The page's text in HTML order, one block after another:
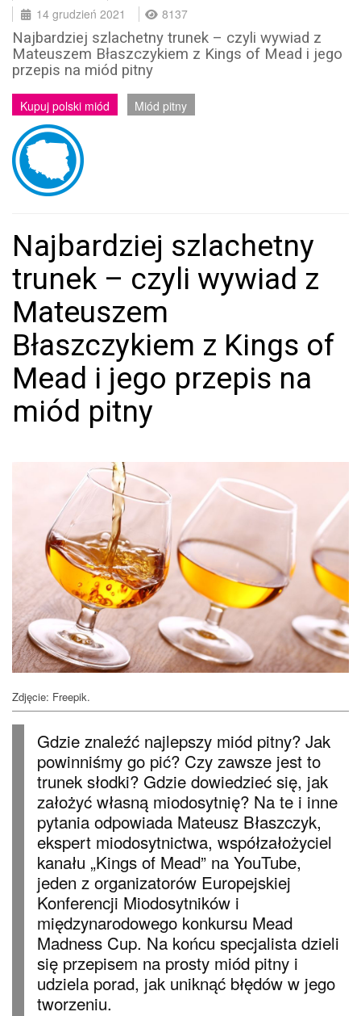
14 grudzień 2021
8137
Najbardziej szlachetny trunek – czyli wywiad z
Mateuszem Błaszczykiem z Kings of Mead i jego
przepis na miód pitny
Kupuj polski miód Miód pitny
Najbardziej szlachetny
trunek – czyli wywiad z
Mateuszem
Błaszczykiem z Kings of
Mead i jego przepis na
miód pitny
Zdjęcie: Freepik.
Gdzie znaleźć najlepszy miód pitny? Jak
powinniśmy go pić? Czy zawsze jest to
trunek słodki? Gdzie dowiedzieć się, jak
założyć własną miodosytnię? Na te i inne
pytania odpowiada Mateusz Błaszczyk,
ekspert miodosytnictwa, współzałożyciel
kanału „Kings of Mead” na YouTube,
jeden z organizatorów Europejskiej
Konferencji Miodosytników i
międzynarodowego konkursu Mead
Madness Cup. Na końcu specjalista dzieli
się przepisem na prosty miód pitny i
udziela porad, jak uniknąć błędów w jego
tworzeniu.